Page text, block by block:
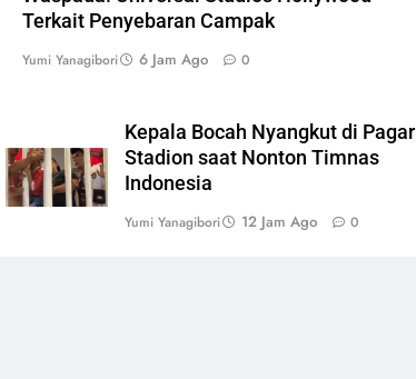
Terkait Penyebaran Campak
Yumi Yanagibori 6 Jam Ago 0
Kepala Bocah Nyangkut di Pagar
Stadion saat Nonton Timnas
Indonesia
Yumi Yanagibori 12 Jam Ago 0